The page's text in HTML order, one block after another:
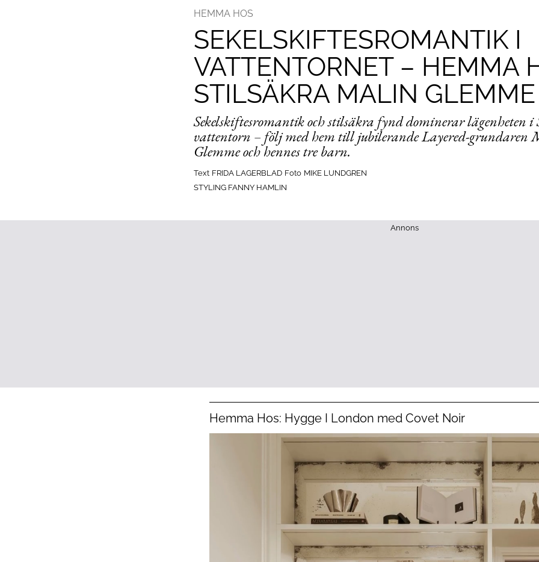
HEMMA HOS
SEKELSKIFTESROMANTIK I
VATTENTORNET – HEMMA
STILSÄKRA MALIN GLEMME
Sekelskiftesromantik och stilsäkra fynd dominerar lägenheten i
vattentorn – följ med hem till jubilerande Layered-grundaren
Glemme och hennes tre barn.
Text FRIDA LAGERBLAD Foto MIKE LUNDGREN
STYLING FANNY HAMLIN
Annons
Hemma Hos: Hygge I London med Covet Noir